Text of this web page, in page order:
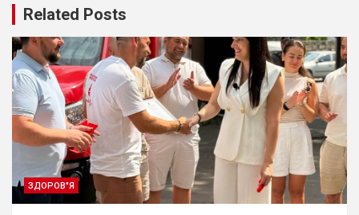
Related Posts
ЗДОРОВ"Я